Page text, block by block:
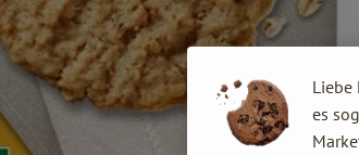
Liebe
es